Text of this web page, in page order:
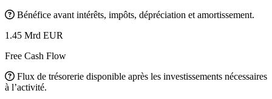
Bénéfice avant intérêts, impôts, dépréciation et amortissement.
1.45 Mrd EUR
Free Cash Flow
Flux de trésorerie disponible après les investissements nécessaires
à l’activité.